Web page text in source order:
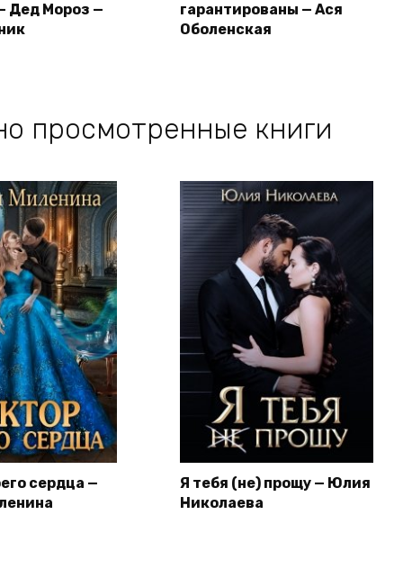
Дед Мороз —
гарантированы — Ася
Оболенская
просмотренные книги
сердца —
Я тебя (не) прощу — Юлия
Николаева